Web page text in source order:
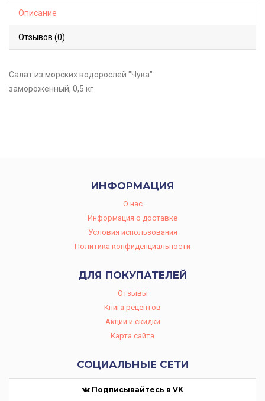
Описание
Отзывов (0)
Салат из морских водорослей "Чука"
замороженный, 0,5 кг
ИНФОРМАЦИЯ
O нас
Информация о доставке
Условия использования
Политика конфиденциальности
ДЛЯ ПОКУПАТЕЛЕЙ
Отзывы
Книга рецептов
Акции и скидки
Карта сайта
СОЦИАЛЬНЫЕ СЕТИ
Подписывайтесь в VK